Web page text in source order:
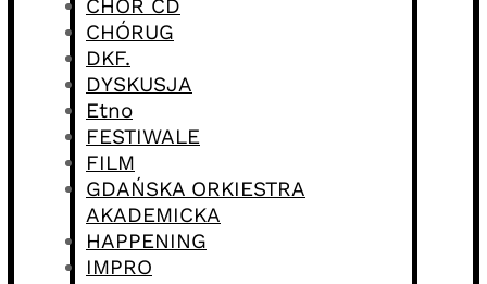
CHÓR CD
CHÓRUG
DKF.
DYSKUSJA
Etno
FESTIWALE
FILM
GDAŃSKA ORKIESTRA
AKADEMICKA
HAPPENING
IMPRO